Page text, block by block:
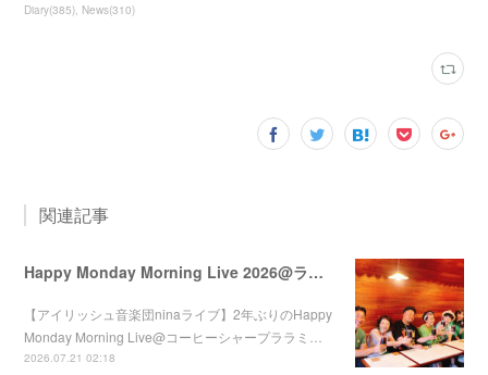
Diary(385) News(310)
関連記事
Happy Monday Morning Live 2026@ララミー
【アイリッシュ音楽団ninaライブ】2年ぶりのHappy
Monday Morning Live@コーヒーシャープララミ…
2026.07.21 02:18